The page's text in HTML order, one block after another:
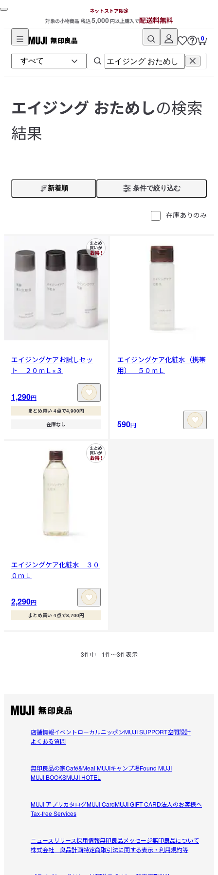
ネットストア限定
対象の小物商品 税込5,000円以上購入で配送料無料
無
印
良
ッ
ト
ス
0
エイジング おためしの検索
結果
新着順 条件で絞り込む
在庫ありのみ
エイジングケアお試しセッ
ト ２０ｍＬ×３
1,290円
まとめ買い 4点で4,900円
在庫なし
エイジングケア化粧水（携帯
用） ５０ｍＬ
590円
エイジングケア化粧水 ３０
０ｍＬ
2,290円
まとめ買い 4点で8,700円
3件中 1件〜3件表示
店舗情報イベントローカルニッポンMUJI SUPPORT空間設計
よくある質問
無印良品の家Café&Meal MUJIキャンプ場Found MUJI
MUJI BOOKSMUJI HOTEL
MUJI アプリカタログMUJI CardMUJI GIFT CARD法人のお客様へ
Tax-free Services
ニュースリリース採用情報無印良品メッセージ無印良品について
株式会社 良品計画特定商取引法に関する表示・利用規約等